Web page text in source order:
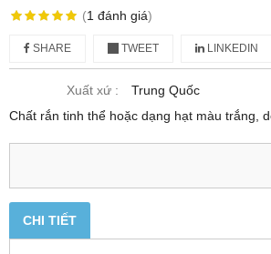
(1 đánh giá)
SHARE TWEET LINKEDIN
Xuất xứ :
Trung Quốc
Chất rắn tinh thể hoặc dạng hạt màu trắng,
CHI TIẾT